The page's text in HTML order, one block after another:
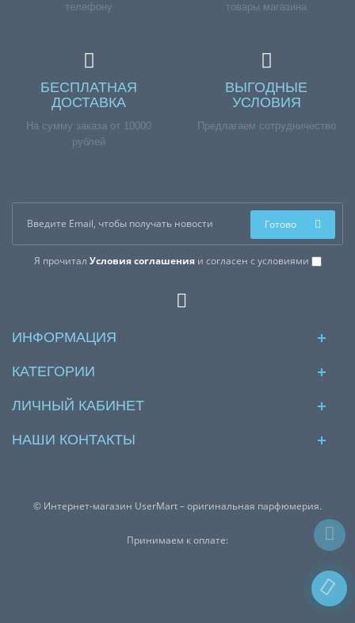
телефону
товары магазина
БЕСПЛАТНАЯ
ДОСТАВКА
На сумму заказа от 10000
рублей
ВЫГОДНЫЕ
УСЛОВИЯ
Предлагаем сотрудничество
Я прочитал Условия соглашенияи согласен с условиями
Готово
ИНФОРМАЦИЯ
КАТЕГОРИИ
ЛИЧНЫЙ КАБИНЕТ
НАШИ КОНТАКТЫ
© Интернет-магазин UserMart – оригинальная парфюмерия.
Принимаем к оплате: